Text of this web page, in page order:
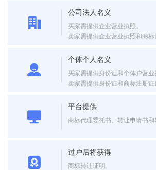
公司法人名义
买家需提供企业营业执照。
卖家需提供企业营业执照和商标
个体个人名义
买家需提供身份证和个体户营业
卖家需提供身份证和商标注册证
平台提供
商标代理委托书、转让申请书和
过户后将获得
商标转让证明。